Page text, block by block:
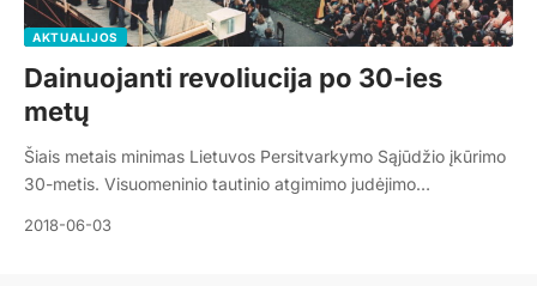
AKTUALIJOS
Dainuojanti revoliucija po 30-ies
metų
Šiais metais minimas Lietuvos Persitvarkymo Sąjūdžio įkūrimo
30-metis. Visuomeninio tautinio atgimimo judėjimo…
2018-06-03